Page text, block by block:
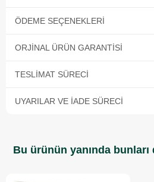
ÖDEME SEÇENEKLERI
ORJINAL ÜRÜN GARANTISI
TESLIMAT SÜRECI
UYARILAR VE İADE SÜRECI
Bu ürünün yanında